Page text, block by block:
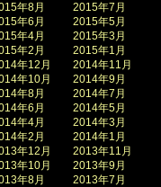
年8月
2015年7月
年6月
2015年5月
年4月
2015年3月
年2月
2015年1月
年12月
2014年11月
年10月
2014年9月
年8月
2014年7月
年6月
2014年5月
年4月
2014年3月
年2月
2014年1月
年12月
2013年11月
年10月
2013年9月
年8月
2013年7月